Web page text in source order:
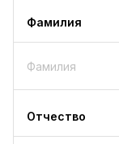
Фамилия
Отчество